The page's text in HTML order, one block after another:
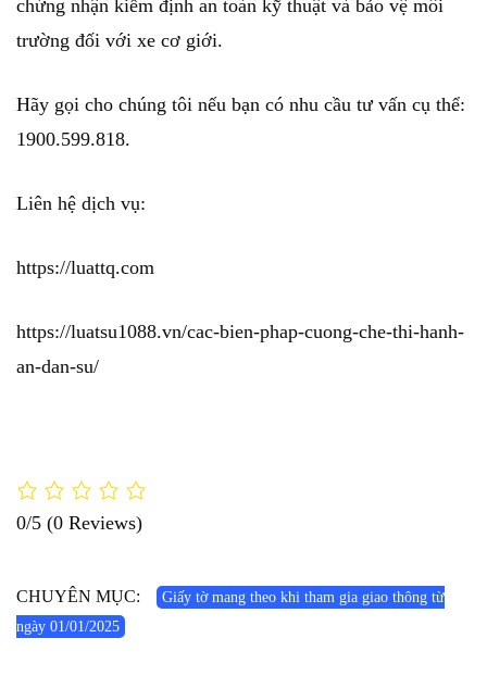
chứng nhận kiểm định an toàn kỹ thuật và bảo vệ môi
trường đối với xe cơ giới.
Hãy gọi cho chúng tôi nếu bạn có nhu cầu tư vấn cụ thể:
1900.599.818.
Liên hệ dịch vụ:
https://luattq.com
https://luatsu1088.vn/cac-bien-phap-cuong-che-thi-hanh-
an-dan-su/
0/5 (0 Reviews)
CHUYÊN MỤC:
Giấy tờ mang theo khi tham gia giao thông từ
ngày 01/01/2025